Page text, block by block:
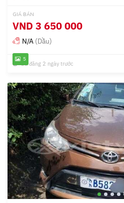
5
GIÁ BÁN
VND 3 650 000
N/A (Dầu)
Đã đăng 2 ngày trước